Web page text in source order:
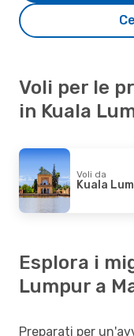
Voli per le
in Kuala
Voli da
Kuala
Esplora i
Lumpur a
Preparati per